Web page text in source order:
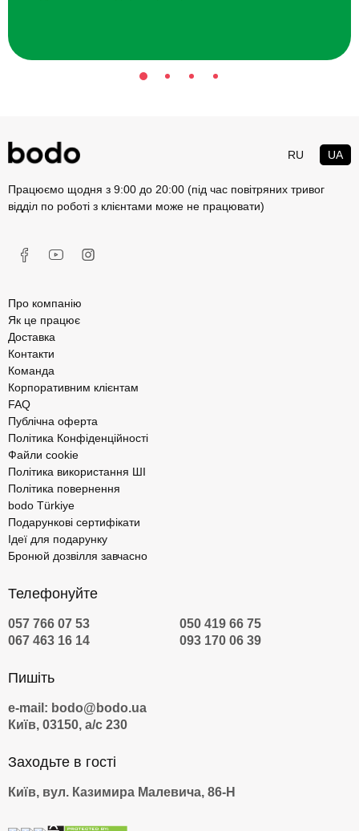
RU UA
Працюємо щодня з 9:00 до 20:00 (під час повітряних тривог
відділ по роботі з клієнтами може не працювати)
Про компанію
Як це працює
Доставка
Контакти
Команда
Корпоративним клієнтам
FAQ
Публічна оферта
Політика Конфіденційності
Файли cookie
Політика використання ШІ
Політика повернення
bodo Türkiye
Подарункові сертифікати
Ідеї для подарунку
Бронюй дозвілля завчасно
Телефонуйте
057 766 07 53
050 419 66 75
067 463 16 14
093 170 06 39
Пишіть
e-mail: bodo@bodo.ua
Київ, 03150, а/с 230
Заходьте в гості
Київ, вул. Казимира Малевича, 86-Н